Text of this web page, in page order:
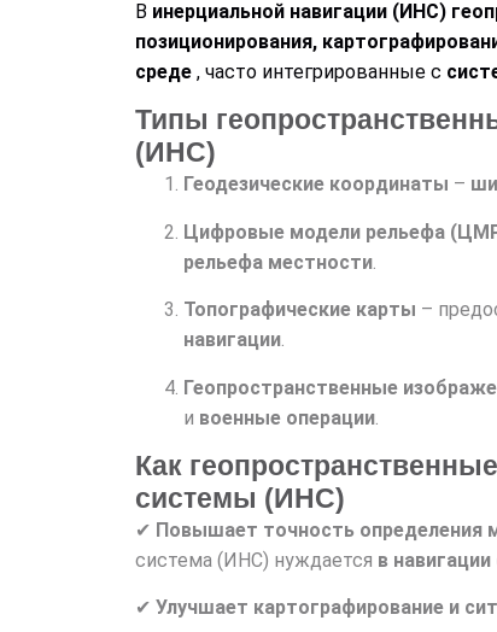
В инерциальной навигации (ИНС)
позиционирования,
среде , часто интегрированные с
Типы
(ИНС)
Геодезические координаты –
Цифровые модели рельефа
рельефа местности
Топографические карты –
навигации.
Геопространственные
и военные операции
Как
системы (ИНС)
✔ Повышает точность определения
система (ИНС) нуждается в
✔ Улучшает картографирование и